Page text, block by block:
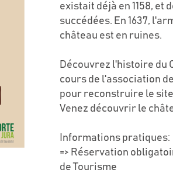
existait déjà en 1158, et
succédées. En 1637,
château est en ruines.
Découvrez l'histoire du
cours de l'association
pour reconstruire le
Venez découvrir le
Informations pratiques:
=> Réservation
de Tourisme